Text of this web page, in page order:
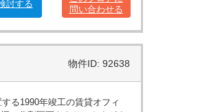
討する
問い合わせる
物件ID: 92638
る1990年竣工の賃貸オフィ